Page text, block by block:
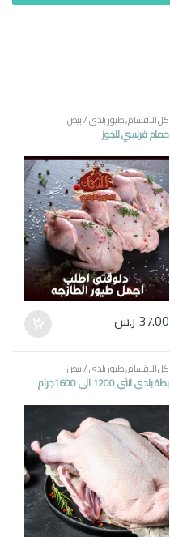
كل الاقسام,طيور بلدي / بيض
حمام فرنسي للجوز
37.00 ر.س
كل الاقسام,طيور بلدي / بيض
بطة بلدي انثي 1200 الي 1600جرام